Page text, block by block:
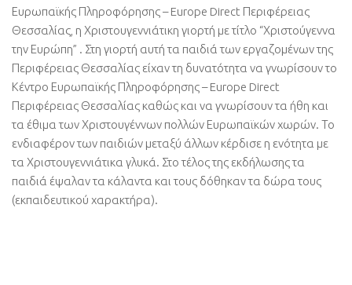
Ευρωπαϊκής Πληροφόρησης – Europe Direct Περιφέρειας
Θεσσαλίας η Χριστουγεννιάτικη γιορτή με τίτλο “Χριστούγεννα
την Ευρώπη” . Στη γιορτή αυτή τα παιδιά των εργαζομένων της
Περιφέρειας Θεσσαλίας είχαν τη δυνατότητα να γνωρίσουν το
Κέντρο Ευρωπαϊκής Πληροφόρησης–Europe Direct
Περιφέρειας Θεσσαλίας καθώς και να γνωρίσουν τα ήθη και
τα έθιμα των Χριστουγέννων πολλών Ευρωπαϊκών χωρών. Το
ενδιαφέρον των παιδιών μεταξύ άλλων κέρδισε η ενότητα με
τα Χριστουγεννιάτικα γλυκά. Στο τέλος της εκδήλωσης τα
παιδιά έψαλαν τα κάλαντα και τους δόθηκαν τα δώρα τους
(εκπαιδευτικού χαρακτήρα).